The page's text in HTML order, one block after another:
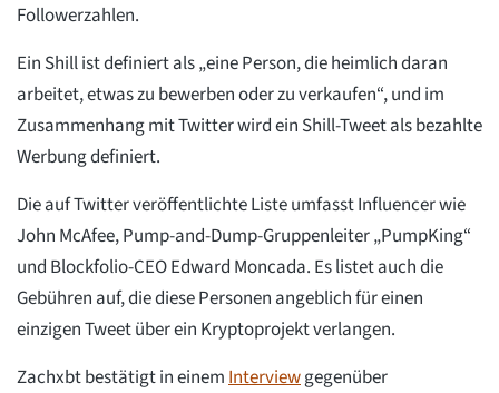
Followerzahlen.
Ein Shill ist definiert als „eine Person, die heimlich daran
arbeitet, etwas zu bewerben oder zu verkaufen“, und im
Zusammenhang mit Twitter wird ein Shill-Tweet als bezahlte
Werbung definiert.
Die auf Twitter veröffentlichte Liste umfasst Influencer wie
John McAfee, Pump-and-Dump-Gruppenleiter „PumpKing“
und Blockfolio-CEO Edward Moncada. Es listet auch die
Gebühren auf, die diese Personen angeblich für einen
einzigen Tweet über ein Kryptoprojekt verlangen.
Zachxbt bestätigt in einem Interviewgegenüber